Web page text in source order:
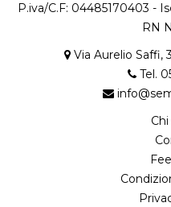
P.iva/C.F: 04485170403 -
RN
Via Aurelio Saffi,
Tel.